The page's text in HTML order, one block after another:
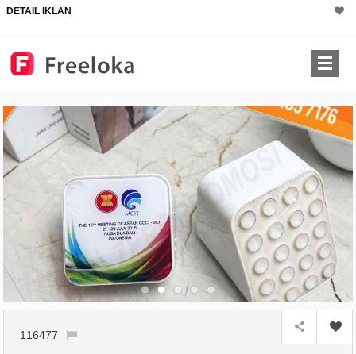
DETAIL IKLAN
116477